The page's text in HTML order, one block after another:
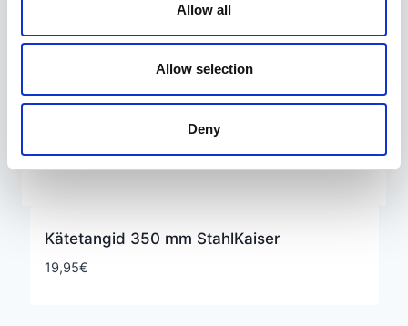
Allow all
Allow selection
Deny
Kätetangid 350 mm StahlKaiser
19,95€